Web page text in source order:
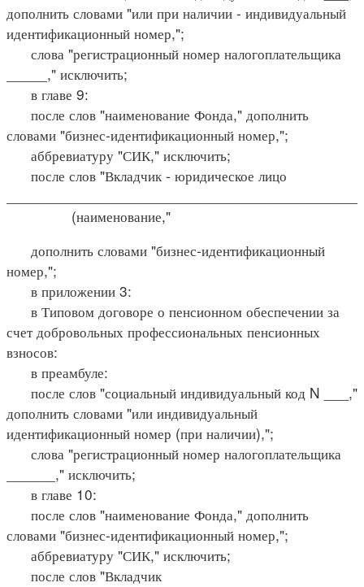
дополнить словами "или при наличии - индивидуальный
идентификационный номер,";
слова "регистрационный номер налогоплательщика
_____," исключить;
в главе 9:
после слов "наименование Фонда," дополнить
словами "бизнес-идентификационный номер,";
аббревиатуру "СИК," исключить;
после слов "Вкладчик - юридическое лицо
(наименование,"
дополнить словами "бизнес-идентификационный
номер,";
в приложении 3:
в Типовом договоре о пенсионном обеспечении за
счет добровольных профессиональных пенсионных
взносов:
в преамбуле:
после слов "социальный индивидуальный код N ___,"
дополнить словами "или индивидуальный
идентификационный номер (при наличии),";
слова "регистрационный номер налогоплательщика
______," исключить;
в главе 10:
после слов "наименование Фонда," дополнить
словами "бизнес-идентификационный номер,";
аббревиатуру "СИК," исключить;
после слов "Вкладчик